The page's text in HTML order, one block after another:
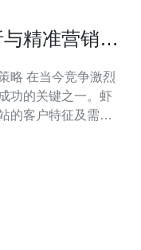
精准营销策
激烈
功的关键之一。虾
的客户特征及需求
略，帮助商家提升